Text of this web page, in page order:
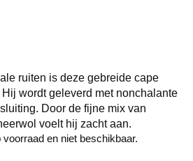
ruiten is deze gebreide cape
wordt geleverd met nonchalante
Door de fijne mix van
voelt hij zacht aan.
en niet beschikbaar.